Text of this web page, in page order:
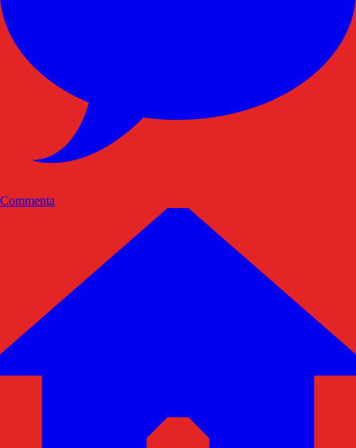
Commenta